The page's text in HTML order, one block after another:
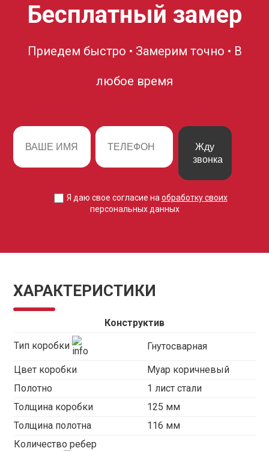
Бесплатный замер
Приедем быстро • Замерим точно • В
любое время
Жду
звонка
Я даю свое согласие на обработку своих
персональных данных
ХАРАКТЕРИСТИКИ
Конструктив
Тип коробки Гнутосварная
Цвет коробки
Муар коричневый
Полотно
1 лист стали
Толщина коробки
125 мм
Толщина полотна
116 мм
Количество ребер